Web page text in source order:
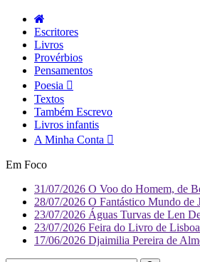
Escritores
Livros
Provérbios
Pensamentos
Poesia
Textos
Também Escrevo
Livros infantis
A Minha Conta
Em Foco
31/07/2026 O Voo do Homem, de
28/07/2026 O Fantástico Mundo de
23/07/2026 Águas Turvas de Len
23/07/2026 Feira do Livro de
17/06/2026 Djaimilia Pereira de